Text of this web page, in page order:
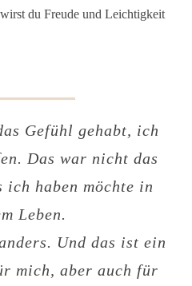
du Freude und Leichtigkeit
Gefühl gehabt, ich
Das war nicht das
ich haben möchte in
Leben.
Und das ist ein
mich, aber auch für